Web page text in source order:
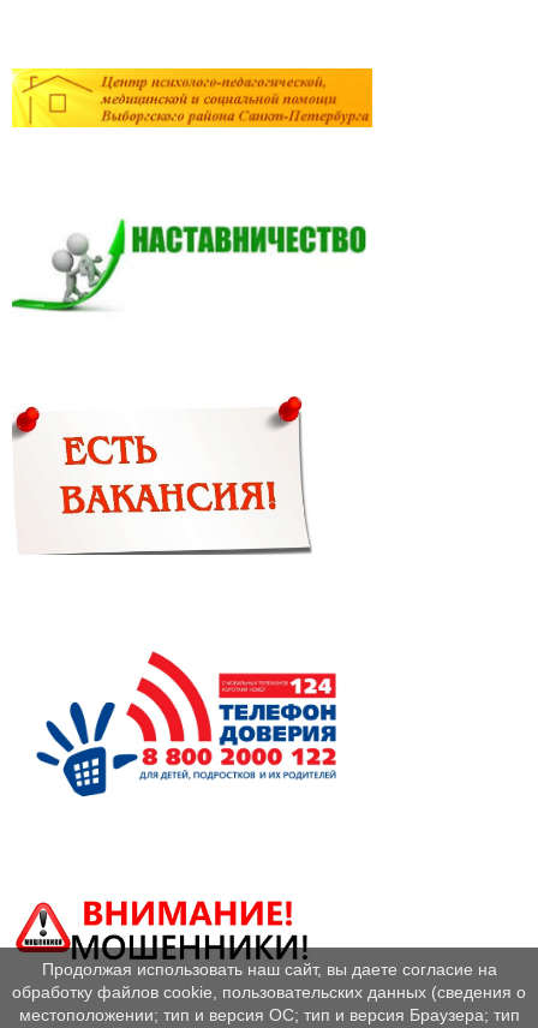
Продолжая использовать наш сайт, вы даете согласие на
обработку файлов cookie, пользовательских данных (сведения о
местоположении; тип и версия ОС; тип и версия Браузера; тип